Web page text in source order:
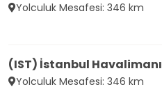
Yolculuk Mesafesi: 346 km
(IST) İstanbul Havalimanı
Yolculuk Mesafesi: 346 km